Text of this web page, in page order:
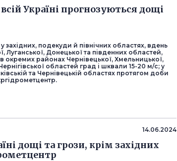
Україні прогнозуються дощі
західних, подекуди й північних областях, вдень
Луганської, Донецької та південних областей,
окремих районах Чернівецької, Хмельницької,
областей град і шквали 15-20 м/с; у
та Чернівецькій областях протягом доби
14.06.2024
дощі та грози, крім західних